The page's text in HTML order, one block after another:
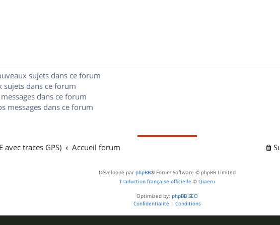
e
sujets dans ce forum
sujets dans ce forum
dans ce forum
messages dans ce forum
avec traces GPS) Accueil forum
Développé par phpBB® Forum Software © phpBB Limited
Traduction française officielle © Qiaeru
Optimized by: phpBB SEO
Confidentialité | Conditions